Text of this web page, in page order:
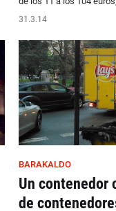
31.3.14
BARAKALDO
Un contenedor
de